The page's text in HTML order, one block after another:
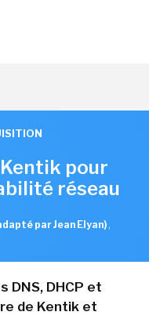
pour
réseau
par Jean Elyan) ,
DNS, DHCP et
de Kentik et